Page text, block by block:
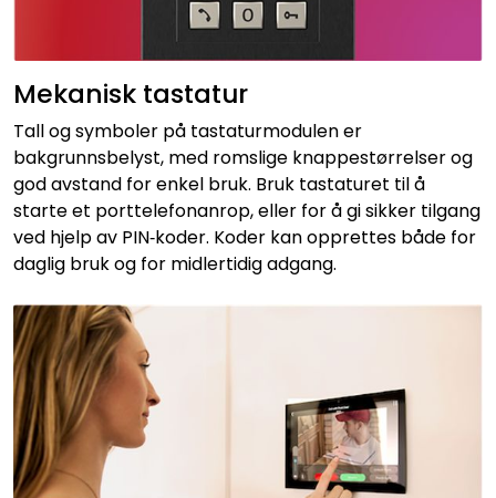
Mekanisk tastatur
Tall og symboler på tastaturmodulen er
bakgrunnsbelyst, med romslige knappestørrelser og
god avstand for enkel bruk. Bruk tastaturet til å
starte et porttelefonanrop, eller for å gi sikker tilgang
ved hjelp av PIN‑koder. Koder kan opprettes både for
daglig bruk og for midlertidig adgang.